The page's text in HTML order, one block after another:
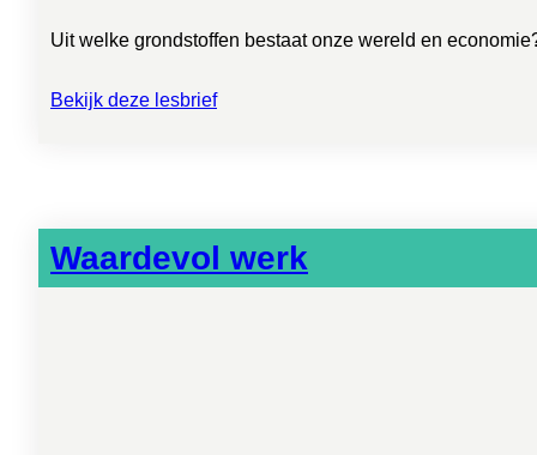
Uit welke grondstoffen bestaat onze wereld en
Bekijk deze lesbrief
Waardevol werk